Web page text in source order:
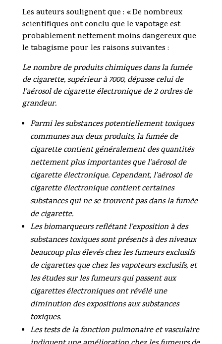
Les auteurs soulignent que : « De nombreux
scientifiques ont conclu que le vapotage est
probablement nettement moins dangereux que
le tabagisme pour les raisons suivantes :
Le nombre de produits chimiques dans la fumée
de cigarette, supérieur à 7000, dépasse celui de
l’aérosol de cigarette électronique de 2 ordres de
grandeur.
Parmi les substances potentiellement toxiques
communes aux deux produits, la fumée de
cigarette contient généralement des quantités
nettement plus importantes que l’aérosol de
cigarette électronique. Cependant, l’aérosol de
cigarette électronique contient certaines
substances qui ne se trouvent pas dans la fumée
de cigarette.
Les biomarqueurs reflétant l’exposition à des
substances toxiques sont présents à des niveaux
beaucoup plus élevés chez les fumeurs exclusifs
de cigarettes que chez les vapoteurs exclusifs, et
les études sur les fumeurs qui passent aux
cigarettes électroniques ont révélé une
diminution des expositions aux substances
toxiques.
Les tests de la fonction pulmonaire et vasculaire